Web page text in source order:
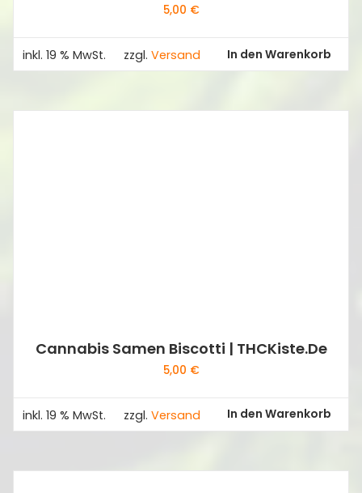
5,00 €
inkl. 19 % MwSt. zzgl. Versand In den Warenkorb
Cannabis Samen Biscotti | THCKiste.de
5,00 €
inkl. 19 % MwSt. zzgl. Versand In den Warenkorb